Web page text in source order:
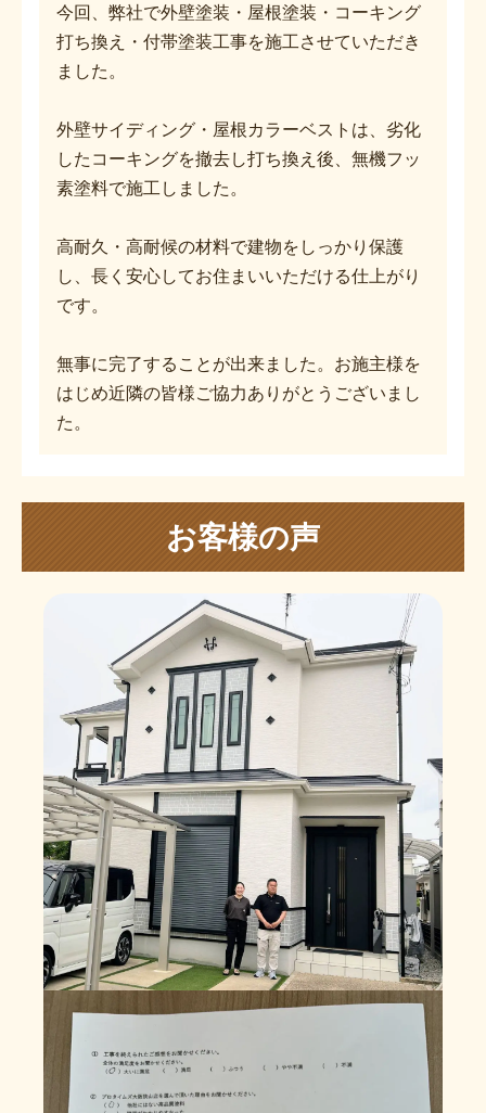
今回、弊社で外壁塗装・屋根塗装・コーキング
打ち換え・付帯塗装工事を施工させていただき
ました。
外壁サイディング・屋根カラーベストは、劣化
したコーキングを撤去し打ち換え後、無機フッ
素塗料で施工しました。
高耐久・高耐候の材料で建物をしっかり保護
し、長く安心してお住まいいただける仕上がり
です。
無事に完了することが出来ました。お施主様を
はじめ近隣の皆様ご協力ありがとうございまし
た。
お客様の声